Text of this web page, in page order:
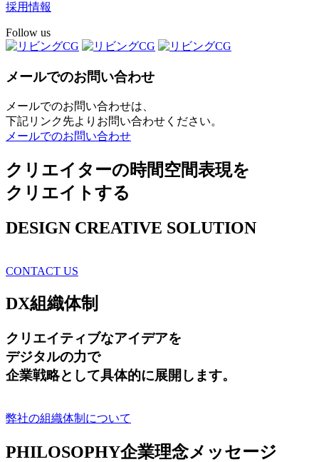
採用情報
Follow us
メールでのお問い合わせ
メールでのお問い合わせは、
下記リンク先よりお問い合わせください。
メールでのお問い合わせ
クリエイターの時間空間表現を
クリエイトする
DESIGN CREATIVE SOLUTION
CONTACT US
DX組織体制
クリエイティブなアイデアを
デジタルの力で
企業戦略として具体的に展開します。
弊社の組織体制について
PHILOSOPHY企業理念メッセージ